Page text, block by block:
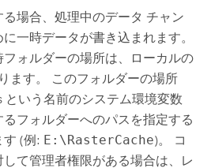
場合、処理中のデータ チャン
一時データが書き込まれます。
ォルダーの場所は、ローカルの
ます。 このフォルダーの場所
という名前のシステム環境変数
フォルダーへのパスを指定する
(例: E:\RasterCache)。 コ
て管理者権限がある場合は、レ